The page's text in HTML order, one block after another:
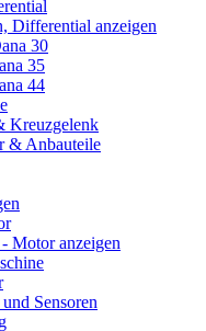
Differential anzeigen
30
35
44
Kreuzgelenk
& Anbauteile
Motor anzeigen
Sensoren